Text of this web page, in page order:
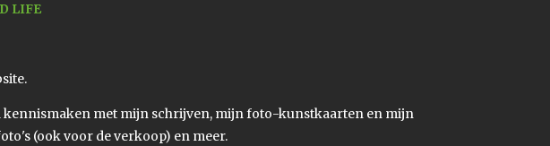
LIFE
kennismaken met mijn schrijven, mijn foto-kunstkaarten en mijn
(ook voor de verkoop) en meer.